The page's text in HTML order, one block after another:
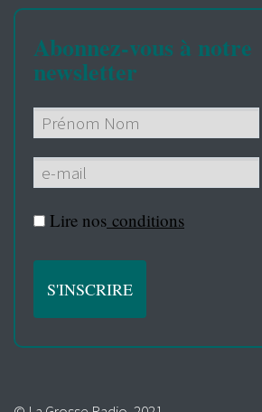
Abonnez-vous à notre
newsletter
Lire nos conditions